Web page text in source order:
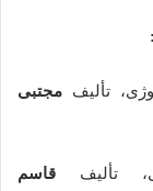
تألیف مجتبی
تألیف قاسم